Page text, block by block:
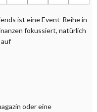
ist eine Event-Reihe in
fokussiert, natürlich
oder eine